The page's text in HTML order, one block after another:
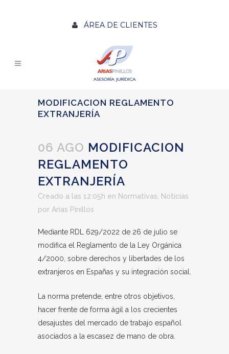
ÁREA DE CLIENTES
MODIFICACION REGLAMENTO
EXTRANJERÍA
06 AGO MODIFICACION
REGLAMENTO
EXTRANJERÍA
Creado a las 12:05h en Normativas
Noticias
por Arias Pinillos
Mediante RDL 629/2022 de 26 de julio se
modifica el Reglamento de la Ley Orgánica
4/2000, sobre derechos y libertades de los
extranjeros en Españas y su integración social.
La norma pretende, entre otros objetivos,
hacer frente de forma ágil a los crecientes
desajustes del mercado de trabajo español
asociados a la escasez de mano de obra.